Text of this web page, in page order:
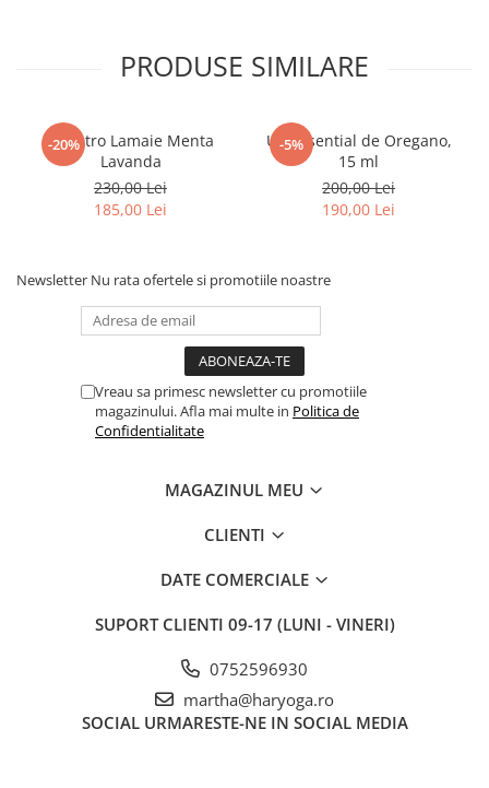
PRODUSE SIMILARE
-20%
Kit Intro Lamaie Menta
Lavanda
230,00 Lei
185,00 Lei
-5%
Ulei esential de Oregano,
15 ml
200,00 Lei
190,00 Lei
Newsletter Nu rata ofertele si promotiile noastre
Vreau sa primesc newsletter cu promotiile
magazinului. Afla mai multe in Politica de
Confidentialitate
MAGAZINUL MEU
CLIENTI
DATE COMERCIALE
SUPORT CLIENTI 09-17 (LUNI - VINERI)
0752596930
martha@haryoga.ro
SOCIAL URMARESTE-NE IN SOCIAL MEDIA